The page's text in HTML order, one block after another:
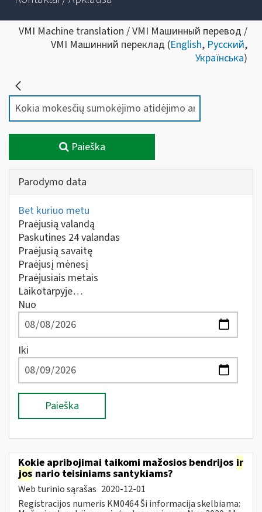
VMI Machine translation / VMI Машинный перевод /
VMI Машинний переклад (English, Русский,
Українська)
Paieška
Parodymo data
Bet kuriuo metu
Praėjusią valandą
Paskutines 24 valandas
Praėjusią savaitę
Praėjusį mėnesį
Praėjusiais metais
Laikotarpyje…
Nuo
Iki
Paieška
Kokie apribojimai taikomi mažosios bendrijos ir
jos nario teisiniams santykiams?
Web turinio sąrašas 2020-12-01
Registracijos numeris KM0464 Ši informacija skelbiama: